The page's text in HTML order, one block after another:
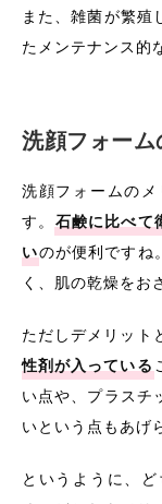
また、雑菌が繁殖
たメンテナンス的
洗顔フォーム
洗顔フォームの
す。 石鹸に比べて
いのが便利ですね
く、肌の乾燥をお
ただしデメリット
性剤が入っている
い点や、プラスチ
いという点もあげ
というように、